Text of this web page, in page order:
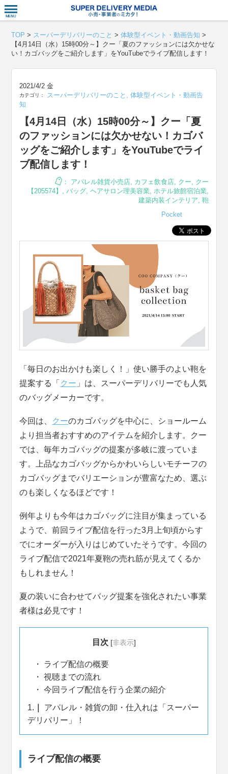
TOP > スーパーデリバリーのこと >体験型イベント・動画告知 >
【4月14日（水）15時00分～】クー「夏のファッションには欠かせな
い！カゴバッグをご紹介します」をYouTubeでライブ配信します！
2021/4/2 金
カテゴリ： スーパーデリバリーのこと ,体験型イベント・動画告
知
【4月14日（水）15時00分～】クー「夏
のファッションには欠かせない！カゴバ
ッグをご紹介します」をYouTubeでライ
ブ配信します！
： アパレル雑貨小売店, カフェ飲食店, クー, クー
【205574】 , バッグ, ヘアサロン理美容業, ホテル旅館宿泊業,
建築内装インテリア, 鞄
Pocket
「毎日のお出かけも楽しく！」使い勝手のよい鞄を
提案する「 クー 」は、スーパーデリバリーでも人気
のバッグメーカーです。
今回は、 クーのカゴバッグを中心に、ショールーム
より担当者おすすめのアイテムを紹介します。クー
では、毎年カゴバッグの提案が多岐に渡っていま
す。上品なカゴバッグからかわいらしいモチーフの
カゴバッグまでバリエーションが豊富なため、選ぶ
のも楽しくなるほどです！
例年よりも今年はカゴバッグに注目が集まっている
ようで、前回ライブ配信を行った3月上旬頃からす
でにオーダーが入りはじめていたそうです。今回の
ライブ配信で2021年夏鞄の売れ筋が見えてくるか
もしれません！
夏の装いに合わせてバッグ提案を強化されたい事業
者様は必見です！
目次 [非表示]
ライブ配信の概要
視聴までの流れ
今回ライブ配信を行う企業の紹介
1.
アパレル・雑貨の卸・仕入れは「スーパー
デリバリー」！
ライブ配信の概要